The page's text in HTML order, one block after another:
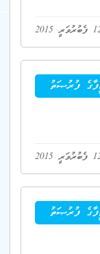
ފުރުޞަތު
ފުރުޞަތު